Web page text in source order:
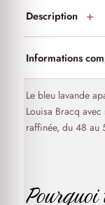
Description
Informations
Le bleu lavande
Louisa Bracq
raffinée, du 48 au